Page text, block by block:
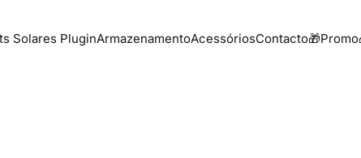
Solares PluginArmazenamentoAcessóriosContacto